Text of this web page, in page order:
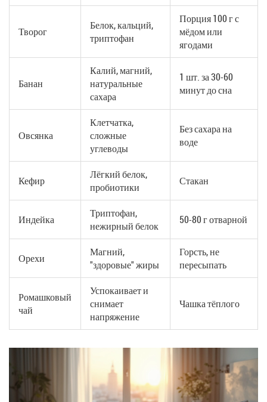
Творог
Белок, кальций,
триптофан
Порция 100 г с
мёдом или
ягодами
Банан
Калий, магний,
натуральные
сахара
1 шт. за 30-60
минут до сна
Овсянка
Клетчатка,
сложные
углеводы
Без сахара на
воде
Кефир
Лёгкий белок,
пробиотики
Стакан
Индейка
Триптофан,
нежирный белок
50-80 г отварной
Орехи
Магний,
"здоровые" жиры
Горсть, не
пересыпать
Ромашковый
чай
Успокаивает и
снимает
напряжение
Чашка тёплого